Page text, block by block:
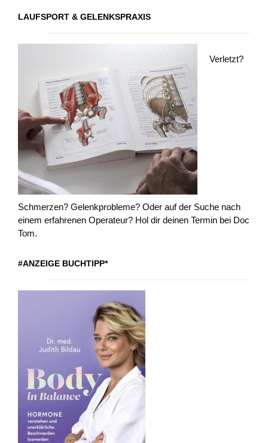
LAUFSPORT & GELENKSPRAXIS
Verletzt?
Schmerzen? Gelenkprobleme? Oder auf der Suche nach
einem erfahrenen Operateur? Hol dir deinen Termin bei Doc
Tom.
#ANZEIGE BUCHTIPP*